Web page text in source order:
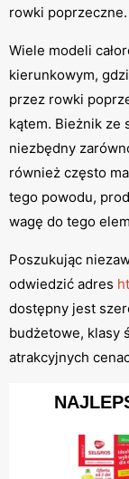
rowki poprzeczne.
Wiele modeli
kierunkowym,
przez rowki
kątem. Bieżnik ze
niezbędny
również często
tego powodu,
wagę do tego
Poszukując
odwiedzić adres
dostępny jest
budżetowe, klasy
atrakcyjnych